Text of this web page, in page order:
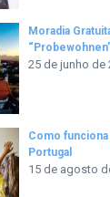
Moradia
25 de junho de
Como
Portugal
15 de agosto